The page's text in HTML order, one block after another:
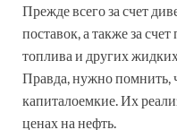
Прежде всего за счет
поставок, а также за
топлива и других
Правда, нужно помнить,
капиталоемкие. Их
ценах на нефть.